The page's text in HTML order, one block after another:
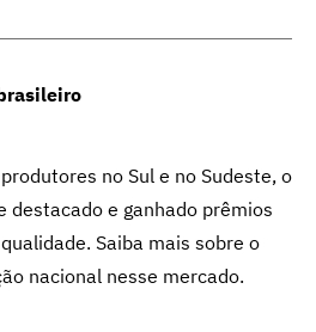
no Sul e no Sudeste, o
destacado e ganhado prêmios
Saiba mais sobre o
nacional nesse mercado.